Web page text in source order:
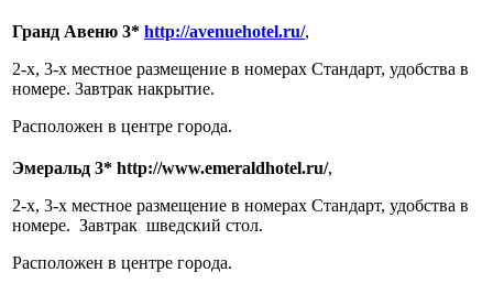
Гранд Авеню 3* http://avenuehotel.ru/,
2-х, 3-х местное размещение в номерах Стандарт, удобства в
номере. Завтрак накрытие.
Расположен в центре города.
Эмеральд 3* http://www.emeraldhotel.ru/,
2-х, 3-х местное размещение в номерах Стандарт, удобства в
номере. Завтрак шведский стол.
Расположен в центре города.